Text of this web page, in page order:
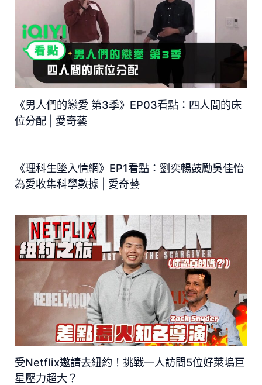
《男人們的戀愛 第3季》EP03看點：四人間的床
位分配 | 愛奇藝
《理科生墜入情網》EP1看點：劉奕暢鼓勵吳佳怡
為愛收集科學數據 | 愛奇藝
受Netflix邀請去紐約！挑戰一人訪問5位好萊塢巨
星壓力超大？